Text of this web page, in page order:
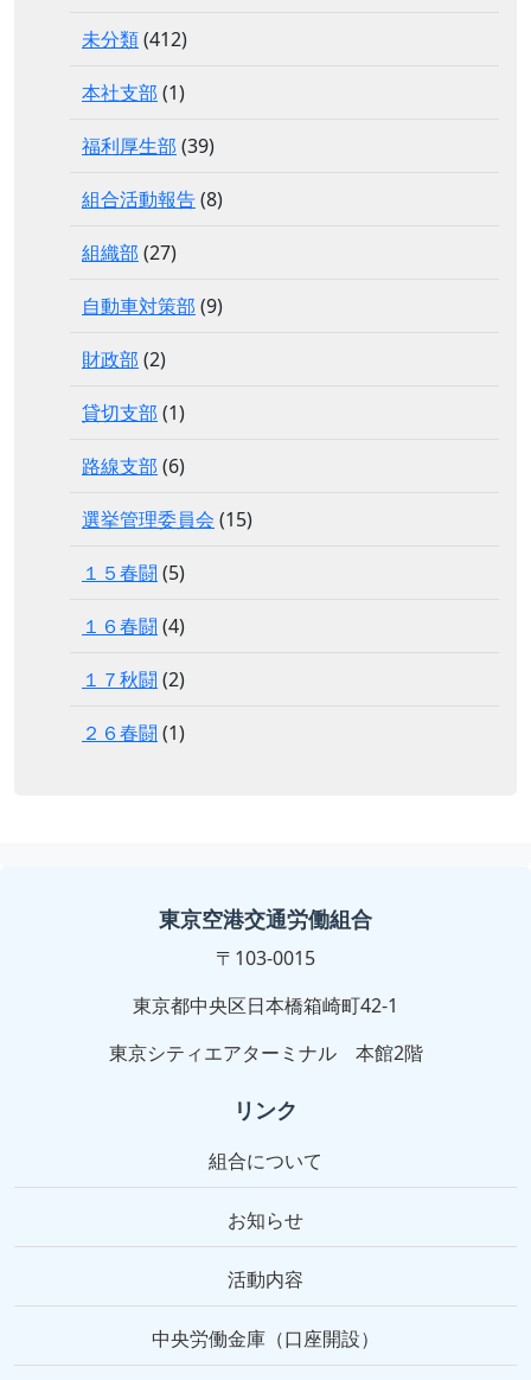
未分類(412)
本社支部 (1)
福利厚生部 (39)
組合活動報告(8)
組織部 (27)
自動車対策部 (9)
財政部 (2)
貸切支部 (1)
路線支部 (6)
選挙管理委員会 (15)
１５春闘 (5)
１６春闘 (4)
１７秋闘 (2)
２６春闘 (1)
東京空港交通労働組合
〒103-0015
東京都中央区日本橋箱崎町42-1
東京シティエアターミナル 本館2階
リンク
組合について
お知らせ
活動内容
中央労働金庫（口座開設）